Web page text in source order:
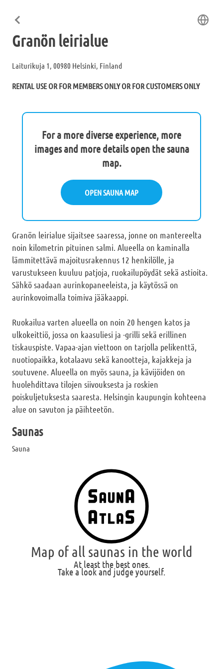
Granön leirialue
Laiturikuja 1, 00980 Helsinki, Finland
RENTAL USE OR FOR MEMBERS ONLY OR FOR CUSTOMERS ONLY
For a more diverse experience, more
images and more details open the sauna
map.
OPEN SAUNA MAP
Granön leirialue sijaitsee saaressa, jonne on mantereelta
noin kilometrin pituinen salmi. Alueella on kaminalla
lämmitettävä majoitusrakennus 12 henkilölle, ja
varustukseen kuuluu patjoja, ruokailupöydät sekä astioita.
Sähkö saadaan aurinkopaneeleista, ja käytössä on
aurinkovoimalla toimiva jääkaappi.
Ruokailua varten alueella on noin 20 hengen katos ja
ulkokeittiö, jossa on kaasuliesi ja -grilli sekä erillinen
tiskauspiste. Vapaa-ajan viettoon on tarjolla pelikenttä,
nuotiopaikka, kotalaavu sekä kanootteja, kajakkeja ja
soutuvene. Alueella on myös sauna, ja kävijöiden on
huolehdittava tilojen siivouksesta ja roskien
poiskuljetuksesta saaresta. Helsingin kaupungin kohteena
alue on savuton ja päihteetön.
Saunas
Sauna
Map of all saunas in the world
At least the best ones.
Take a look and judge yourself.